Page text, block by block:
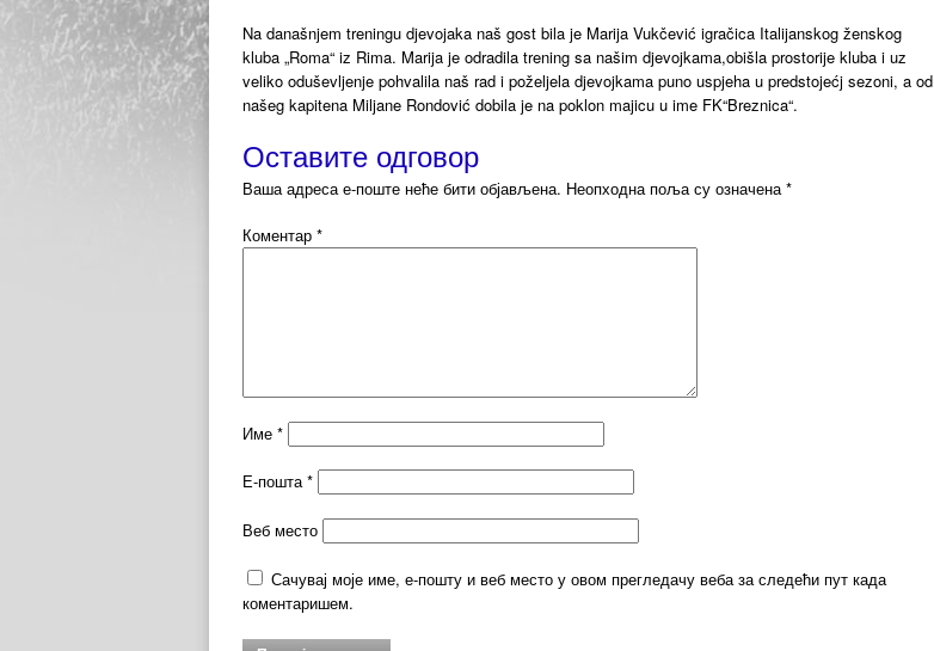
Na današnjem treningu djevojaka naš gost bila je Marija Vukčević igračica Italijanskog ženskog
kluba „Roma“ iz Rima. Marija je odradila trening sa našim djevojkama,obišla prostorije kluba i uz
veliko oduševljenje pohvalila naš rad i poželjela djevojkama puno uspjeha u predstojećj sezoni, a od
našeg kapitena Miljane Rondović dobila je na poklon majicu u ime FK“Breznica“.
Оставите одговор
Ваша адреса е-поште неће бити објављена. Неопходна поља су означена *
Коментар *
Име *
Е-пошта*
Веб место
Сачувај моје име, е-пошту и веб место у овом прегледачу веба за следећи пут када
коментаришем.